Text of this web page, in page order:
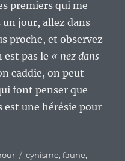
premiers qui me
un jour, allez dans
proche, et observez
pas le « nez dans
caddie, on peut
font penser que
est une hérésie pour
Étiquettes
cynisme,faune,